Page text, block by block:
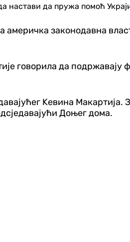
настави да пружа помоћ
америчка законодавна
говорила да подржавају
Kевина Макартија.
Доњег дома.